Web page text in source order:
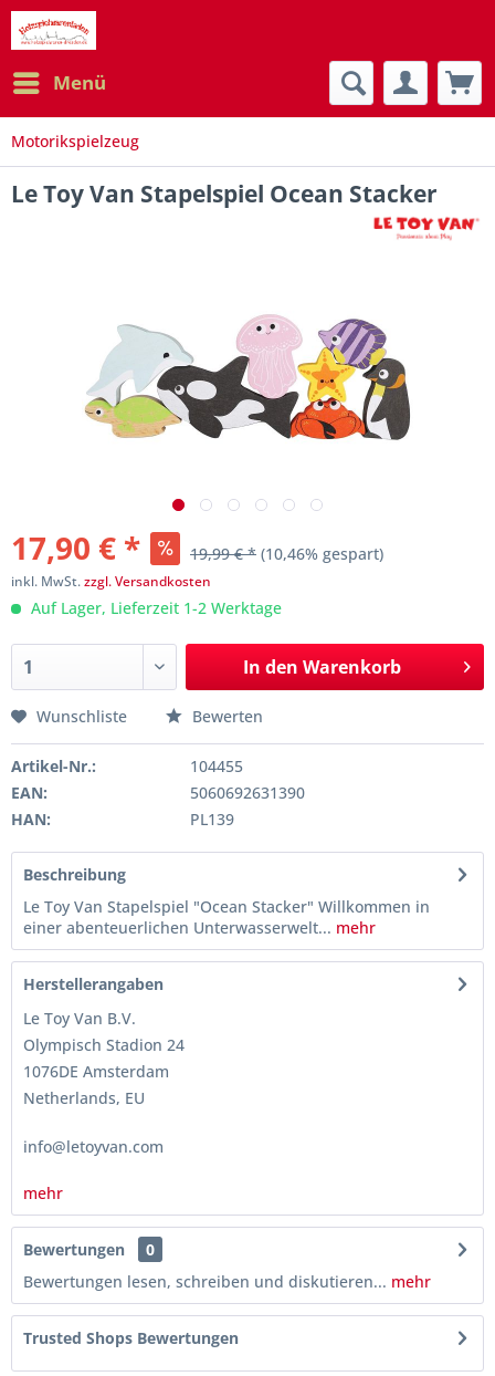
Menü
Motorikspielzeug
Le Toy Van Stapelspiel Ocean Stacker
17,90 € * 19,99 € * (10,46% gespart)
inkl. MwSt.zzgl. Versandkosten
Auf Lager, Lieferzeit 1-2 Werktage
In den Warenkorb
Wunschliste Bewerten
Artikel-Nr.:
104455
EAN:
5060692631390
HAN:
PL139
Beschreibung
Le Toy Van Stapelspiel "Ocean Stacker" Willkommen in
einer abenteuerlichen Unterwasserwelt... mehr
Herstellerangaben
Le Toy Van B.V.
Olympisch Stadion 24
1076DE Amsterdam
Netherlands, EU
info@letoyvan.com
mehr
Bewertungen
0
Bewertungen lesen, schreiben und diskutieren... mehr
Trusted Shops Bewertungen